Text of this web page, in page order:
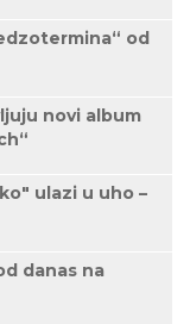
od
novi album
ulazi u uho –
danas na